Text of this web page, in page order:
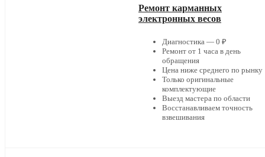
Ремонт карманных
электронных весов
Диагностика — 0 ₽
Ремонт от 1 часа в день
обращения
Цена ниже среднего по рынку
Только оригинальные
комплектующие
Выезд мастера по области
Восстанавливаем точность
взвешивания